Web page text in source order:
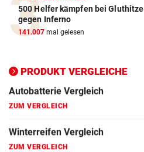
500 Helfer kämpfen bei Gluthitze
gegen Inferno
141.007 mal gelesen
PRODUKT VERGLEICHE
Autobatterie Vergleich
ZUM VERGLEICH
Winterreifen Vergleich
ZUM VERGLEICH